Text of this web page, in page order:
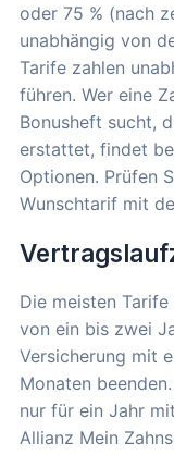
oder 75 % (nach
unabhängig von
Tarife zahlen
führen. Wer eine
Bonusheft sucht,
erstattet, findet
Optionen. Prüfen
Wunschtarif mit
Die meisten
von ein bis zwei
Versicherung mit
Monaten
nur für ein Jahr
Allianz Mein